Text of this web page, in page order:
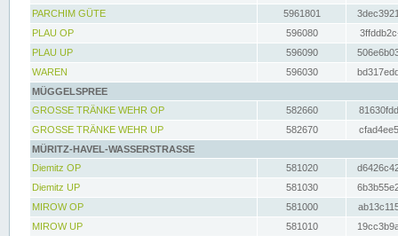
PARCHIM GÜTE
5961801
PLAU OP
596080
PLAU UP
596090
WAREN
596030
MÜGGELSPREE
GROSSE TRÄNKE WEHR OP
582660
GROSSE TRÄNKE WEHR UP
582670
MÜRITZ-HAVEL-WASSERSTRASSE
Diemitz OP
581020
Diemitz UP
581030
MIROW OP
581000
MIROW UP
581010